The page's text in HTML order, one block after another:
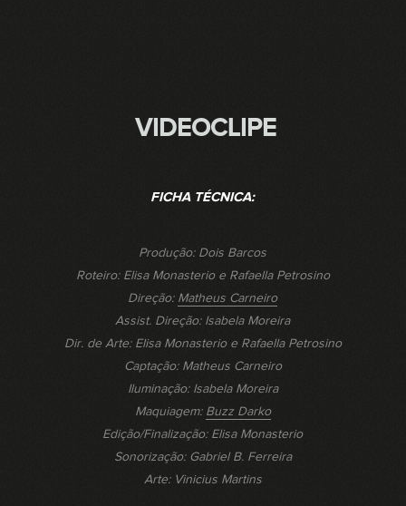
VIDEOCLIPE
FICHA TÉCNICA:
Produção: Dois Barcos
Roteiro: Elisa Monasterio e Rafaella Petrosino
Direção: Matheus Carneiro
Assist. Direção: Isabela Moreira
Dir. de Arte: Elisa Monasterio e Rafaella Petrosino
Captação: Matheus Carneiro
Iluminação: Isabela Moreira
Maquiagem: Buzz Darko
Edição/Finalização: Elisa Monasterio
Sonorização: Gabriel B. Ferreira
Arte: Vinicius Martins